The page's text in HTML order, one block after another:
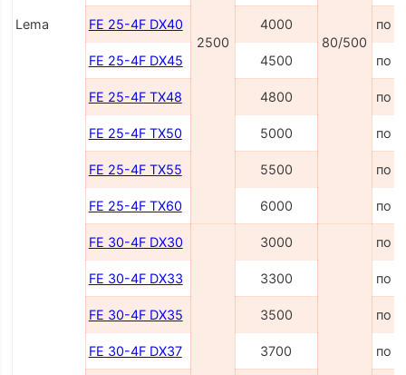
Lema
2500 80/500
FE 25-4F DX40 4000 по
FE 25-4F DX45 4500 по
FE 25-4F TX48 4800 по
FE 25-4F TX50 5000 по
FE 25-4F TX55 5500 по
FE 25-4F TX60 6000 по
FE 30-4F DX30 3000 по
FE 30-4F DX33 3300 по
FE 30-4F DX35 3500 по
FE 30-4F DX37 3700 по